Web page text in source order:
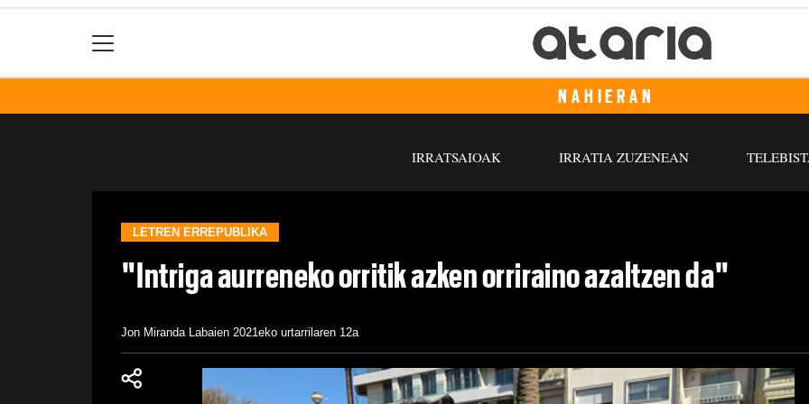
NAHIERAN
IRRATSAIOAK IRRATIA ZUZENEAN
LETREN ERREPUBLIKA
"Intriga aurreneko orritik azken orriraino azaltzen da"
Jon Miranda Labaien 2021eko urtarrilaren 12a